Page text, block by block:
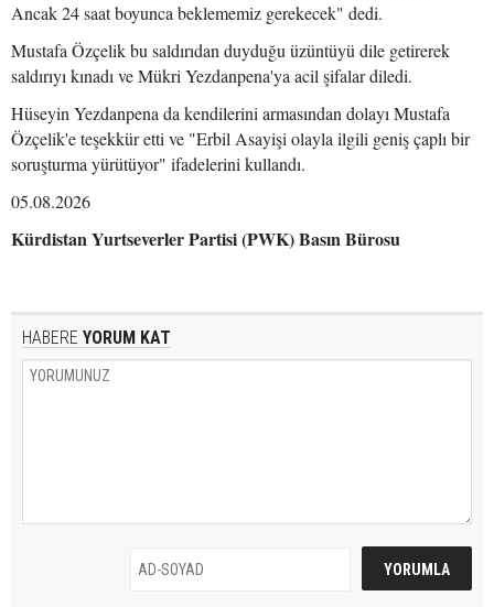
Ancak 24 saat boyunca beklememiz gerekecek" dedi.
Mustafa Özçelik bu saldırıdan duyduğu üzüntüyü dile getirerek
saldırıyı kınadı ve Mükri Yezdanpena'ya acil şifalar diledi.
Hüseyin Yezdanpena da kendilerini armasından dolayı Mustafa
Özçelik'e teşekkür etti ve "Erbil Asayişi olayla ilgili geniş çaplı bir
soruşturma yürütüyor" ifadelerini kullandı.
05.08.2026
Kürdistan Yurtseverler Partisi (PWK) Basın Bürosu
HABERE YORUM KAT